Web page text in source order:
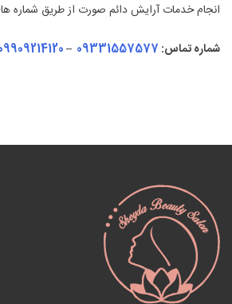
انجام خدمات آرایش دائم صورت از طریق شماره
شماره تماس: 09331557577
–